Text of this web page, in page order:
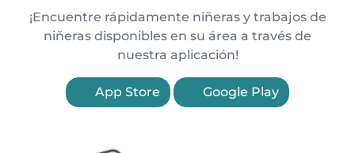
¡Encuentre rápidamente niñeras y trabajos de
niñeras disponibles en su área a través de
nuestra aplicación!
App Store Google Play